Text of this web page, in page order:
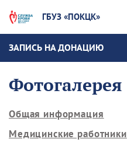
ГБУЗ «ПОКЦК»
ЗАПИСЬ НА ДОНАЦИЮ
Фотогалерея
Общая информация
Медицинские работники